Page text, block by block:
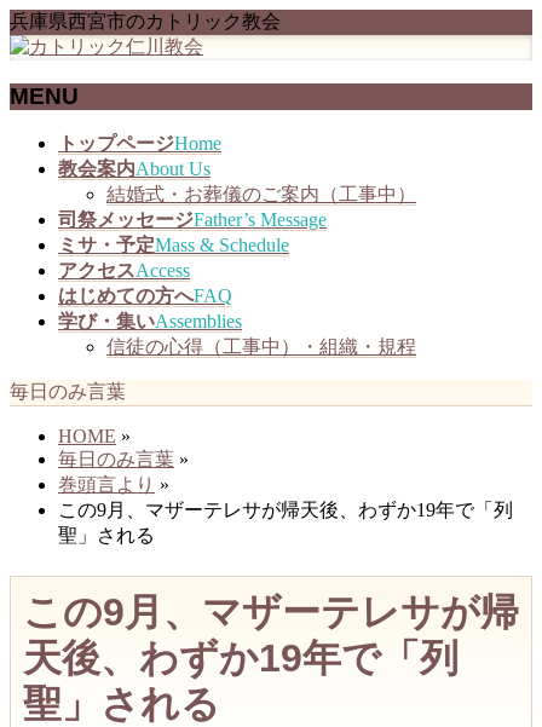
兵庫県西宮市のカトリック教会
MENU
トップページHome
教会案内About Us
結婚式・お葬儀のご案内（工事中）
司祭メッセージFather’s Message
ミサ・予定Mass & Schedule
アクセスAccess
はじめての方へFAQ
学び・集いAssemblies
信徒の心得（工事中）・組織・規程
毎日のみ言葉
HOME »
毎日のみ言葉 »
巻頭言より »
この9月、マザーテレサが帰天後、わずか19年で「列
聖」される
この9月、マザーテレサが帰
天後、わずか19年で「列
聖」される